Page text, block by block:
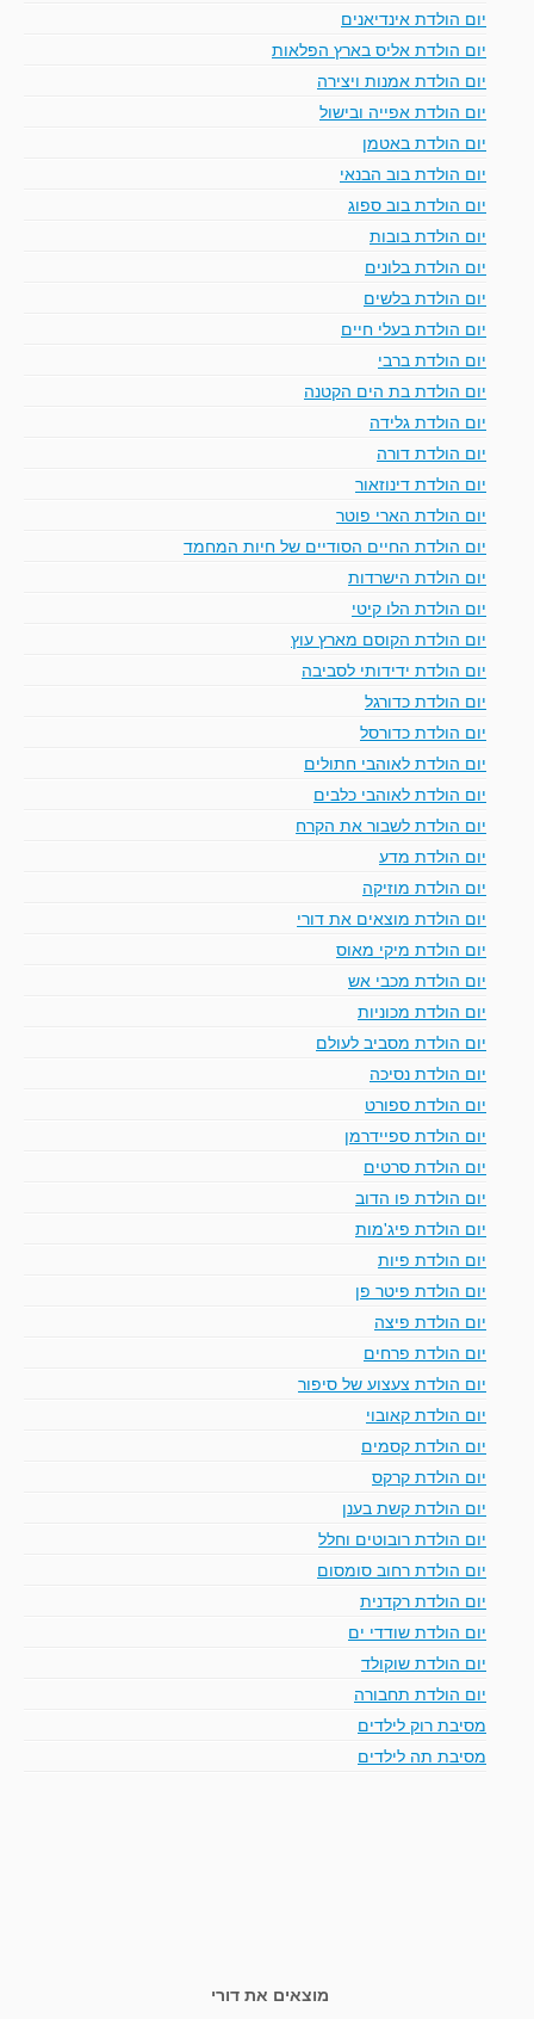
יום הולדת אינדיאנים
יום הולדת אליס בארץ הפלאות
יום הולדת אמנות ויצירה
יום הולדת אפייה ובישול
יום הולדת באטמן
יום הולדת בוב הבנאי
יום הולדת בוב ספוג
יום הולדת בובות
יום הולדת בלונים
יום הולדת בלשים
יום הולדת בעלי חיים
יום הולדת ברבי
יום הולדת בת הים הקטנה
יום הולדת גלידה
יום הולדת דורה
יום הולדת דינוזאור
יום הולדת הארי פוטר
יום הולדת החיים הסודיים של חיות המחמד
יום הולדת הישרדות
יום הולדת הלו קיטי
יום הולדת הקוסם מארץ עוץ
יום הולדת ידידותי לסביבה
יום הולדת כדורגל
יום הולדת כדורסל
יום הולדת לאוהבי חתולים
יום הולדת לאוהבי כלבים
יום הולדת לשבור את הקרח
יום הולדת מדע
יום הולדת מוזיקה
יום הולדת מוצאים את דורי
יום הולדת מיקי מאוס
יום הולדת מכבי אש
יום הולדת מכוניות
יום הולדת מסביב לעולם
יום הולדת נסיכה
יום הולדת ספורט
יום הולדת ספיידרמן
יום הולדת סרטים
יום הולדת פו הדוב
יום הולדת פיג'מות
יום הולדת פיות
יום הולדת פיטר פן
יום הולדת פיצה
יום הולדת פרחים
יום הולדת צעצוע של סיפור
יום הולדת קאובוי
יום הולדת קסמים
יום הולדת קרקס
יום הולדת קשת בענן
יום הולדת רובוטים וחלל
יום הולדת רחוב סומסום
יום הולדת רקדנית
יום הולדת שודדי ים
יום הולדת שוקולד
יום הולדת תחבורה
מסיבת רוק לילדים
מסיבת תה לילדים
מוצאים את דורי